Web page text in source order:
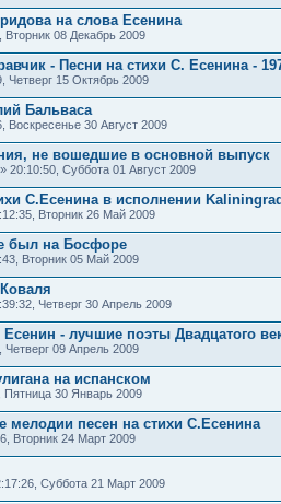
на слова Есенина
Вторник 08 Декабрь 2009
- Песни на стихи С. Есенина -
Четверг 15 Октябрь 2009
Бальваса
Воскресенье 30 Август 2009
не вошедшие в основной выпуск
» 20:10:50, Суббота 01 Август 2009
С.Есенина в исполнении
Вторник 26 Май 2009
был на Босфоре
Вторник 05 Май 2009
Четверг 30 Апрель 2009
- лучшие поэты Двадцатого
Четверг 09 Апрель 2009
на испанском
Пятница 30 Январь 2009
мелодии песен на стихи С.Есенина
Вторник 24 Март 2009
Суббота 21 Март 2009